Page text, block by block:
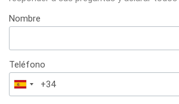
Nombre
Teléfono
España
+34